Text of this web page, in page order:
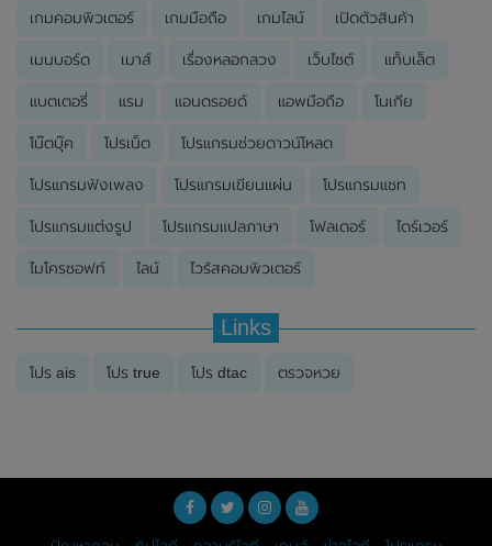
เกมคอมพิวเตอร์ เกมมือถือ เกมไลน์ เปิดตัวสินค้า
เมนบอร์ด เมาส์ เรื่องหลอกลวง เว็บไซต์ แท็บเล็ต
แบตเตอรี่ แรม แอนดรอยด์ แอพมือถือ โนเกีย
โน๊ตบุ๊ค โปรเน็ต โปรแกรมช่วยดาวน์โหลด
โปรแกรมฟังเพลง โปรแกรมเขียนแผ่น โปรแกรมแชท
โปรแกรมแต่งรูป โปรแกรมแปลภาษา โฟลเดอร์ ไดร์เวอร์
ไมโครซอฟท์ ไลน์ ไวรัสคอมพิวเตอร์
Links
โปร ais โปร true โปร dtac ตรวจหวย